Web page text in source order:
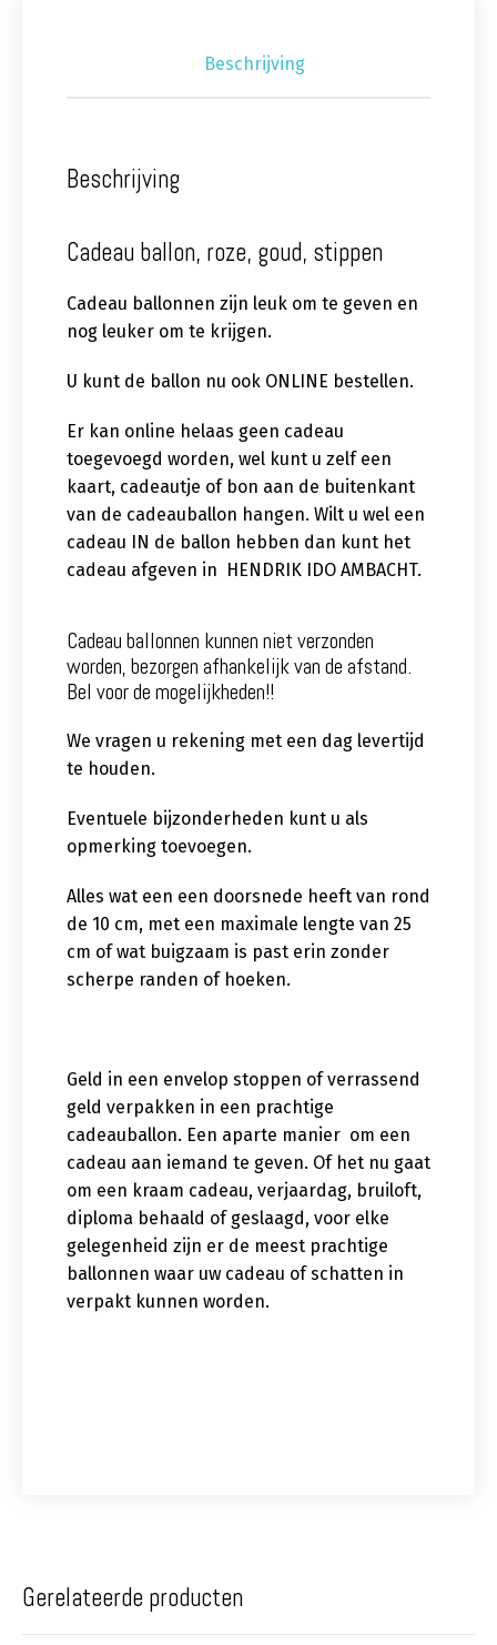
Beschrijving
Beschrijving
Cadeau ballon, roze, goud, stippen
Cadeau ballonnen zijn leuk om te geven en
nog leuker om te krijgen.
U kunt de ballon nu ook ONLINE bestellen.
Er kan online helaas geen cadeau
toegevoegd worden, wel kunt u zelf een
kaart, cadeautje of bon aan de buitenkant
van de cadeauballon hangen. Wilt u wel een
cadeau IN de ballon hebben dan kunt het
cadeau afgeven in HENDRIK IDO AMBACHT.
Cadeau ballonnen kunnen niet verzonden
worden, bezorgen afhankelijk van de afstand.
Bel voor de mogelijkheden!!
We vragen u rekening met een dag levertijd
te houden.
Eventuele bijzonderheden kunt u als
opmerking toevoegen.
Alles wat een een doorsnede heeft van rond
de 10 cm, met een maximale lengte van 25
cm of wat buigzaam is past erin zonder
scherpe randen of hoeken.
Geld in een envelop stoppen of verrassend
geld verpakken in een prachtige
cadeauballon. Een aparte manier om een
cadeau aan iemand te geven. Of het nu gaat
om een kraam cadeau, verjaardag, bruiloft,
diploma behaald of geslaagd, voor elke
gelegenheid zijn er de meest prachtige
ballonnen waar uw cadeau of schatten in
verpakt kunnen worden.
Gerelateerde producten